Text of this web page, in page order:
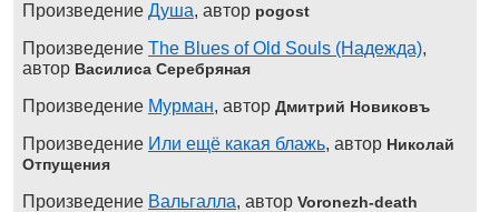
Произведение Душа, автор pogost
Произведение The Blues of Old Souls (Надежда),
автор Василиса Серебряная
Произведение Мурман, автор Дмитрий Новиковъ
Произведение Или ещё какая блажь, автор Николай
Отпущения
Произведение Вальгалла, автор Voronezh-death